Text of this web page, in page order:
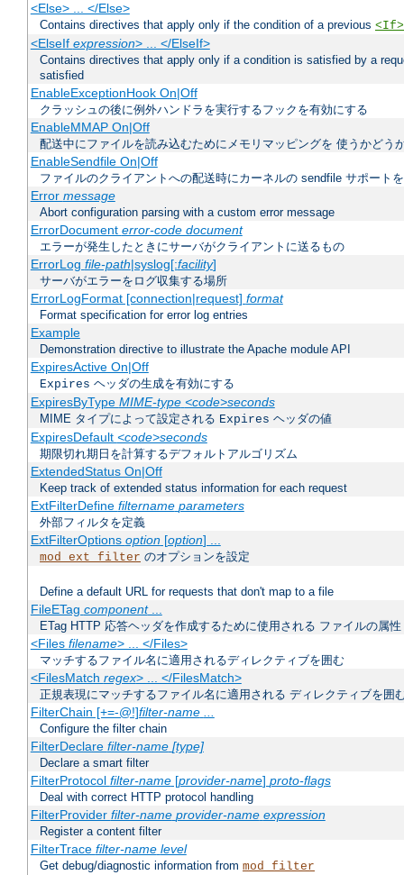
<Else> ... </Else>
Contains directives that apply only if the condition of a previous <If>
<ElseIf expression> ... </ElseIf>
Contains directives that apply only if a condition is satisfied by a
satisfied
EnableExceptionHook On|Off
クラッシュの後に例外ハンドラを実行するフックを有効にする
EnableMMAP On|Off
配送中にファイルを読み込むためにメモリマッピングを 使うかどう
EnableSendfile On|Off
ファイルのクライアントへの配送時にカーネルの sendfile サポート
Error message
Abort configuration parsing with a custom error message
ErrorDocument error-code document
エラーが発生したときにサーバがクライアントに送るもの
ErrorLog file-path|syslog[:facility]
サーバがエラーをログ収集する場所
ErrorLogFormat [connection|request] format
Format specification for error log entries
Example
Demonstration directive to illustrate the Apache module API
ExpiresActive On|Off
Expires ヘッダの生成を有効にする
ExpiresByType MIME-type <code>seconds
MIME タイプによって設定される Expires ヘッダの値
ExpiresDefault <code>seconds
期限切れ期日を計算するデフォルトアルゴリズム
ExtendedStatus On|Off
Keep track of extended status information for each request
ExtFilterDefine filtername parameters
外部フィルタを定義
ExtFilterOptions option[option] ...
mod_ext_filter のオプションを設定
Define a default URL for requests that don't map to a file
FileETag component...
ETag HTTP 応答ヘッダを作成するために使用される ファイルの属性
<Files filename> ... </Files>
マッチするファイル名に適用されるディレクティブを囲む
<FilesMatch regex> ... </FilesMatch>
正規表現にマッチするファイル名に適用される ディレクティブを囲
FilterChain [+=-@!]filter-name ...
Configure the filter chain
FilterDeclare filter-name [type]
Declare a smart filter
FilterProtocol filter-name[provider-name] proto-flags
Deal with correct HTTP protocol handling
FilterProvider filter-name provider-name expression
Register a content filter
FilterTrace filter-name level
Get debug/diagnostic information from mod_filter